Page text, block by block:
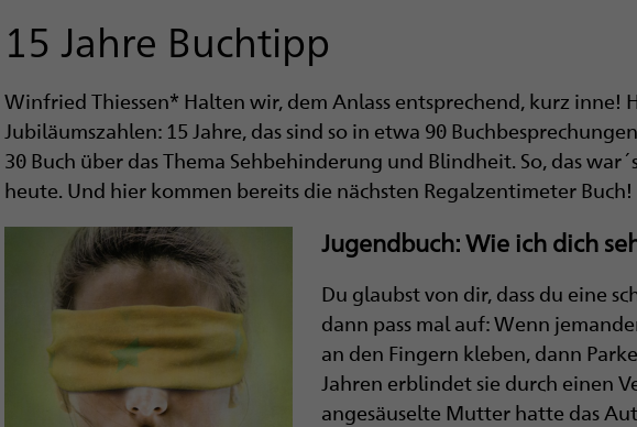
n
a
v
i
g
15 Jahre Buchtipp
Winfried Thiessen* Halten wir, dem Anlass entsprechend, kurz inne!
Jubiläumszahlen: 15 Jahre, das sind so in etwa 90
30 Buch über das Thema Sehbehinderung und Blindheit. So, das
heute. Und hier kommen bereits die nächsten Regalzentimeter Buch!
Jugendbuch: Wie ich dich
Du glaubst von dir, dass du eine
dann pass mal auf: Wenn
an den Fingern kleben, dann
Jahren erblindet sie durch einen
angesäuselte Mutter hatte das